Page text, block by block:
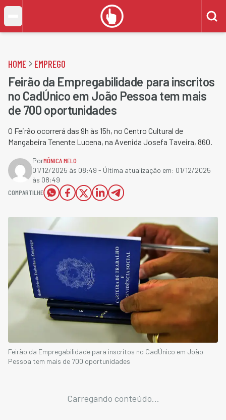
HOME EMPREGO
Feirão da Empregabilidade para inscritos
no CadÚnico em João Pessoa tem mais
de 700 oportunidades
O Feirão ocorrerá das 9h às 15h, no Centro Cultural de
Mangabeira Tenente Lucena, na Avenida Josefa Taveira, 860.
PorMÔNICA MELO
01/12/2025 às 08:49 - Última atualização em: 01/12/2025
às 08:49
COMPARTILHE
Feirão da Empregabilidade para inscritos no CadÚnico em João
Pessoa tem mais de 700 oportunidades
Carregando conteúdo...